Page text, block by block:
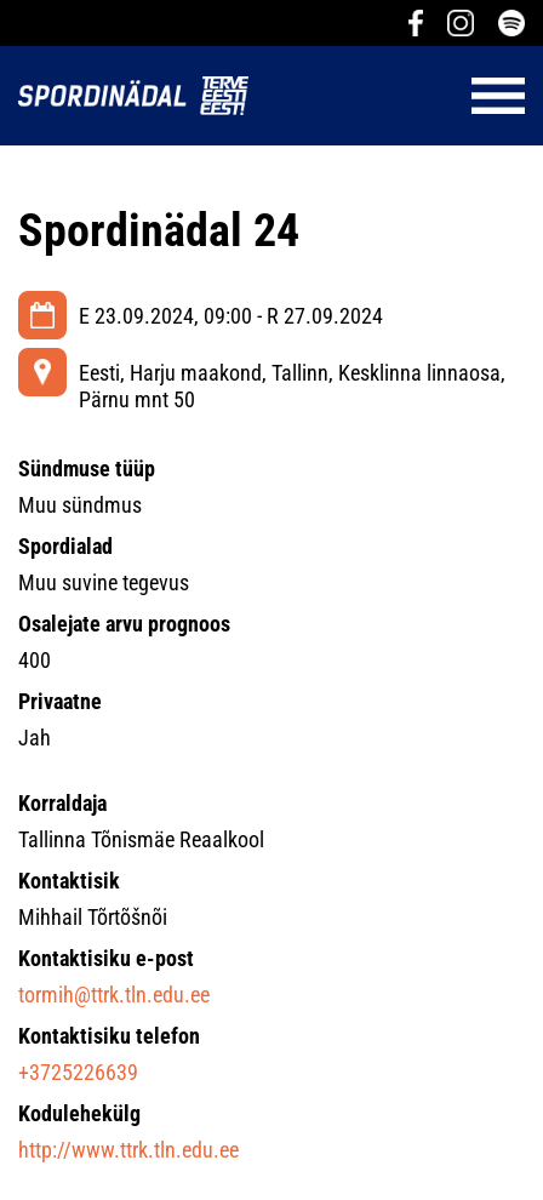
Spordinädal 24
E 23.09.2024, 09:00 - R 27.09.2024
Eesti, Harju maakond, Tallinn, Kesklinna linnaosa,
Pärnu mnt 50
Sündmuse tüüp
Muu sündmus
Spordialad
Muu suvine tegevus
Osalejate arvu prognoos
400
Privaatne
Jah
Korraldaja
Tallinna Tõnismäe Reaalkool
Kontaktisik
Mihhail Tõrtõšnõi
Kontaktisiku e-post
tormih@ttrk.tln.edu.ee
Kontaktisiku telefon
+3725226639
Kodulehekülg
http://www.ttrk.tln.edu.ee